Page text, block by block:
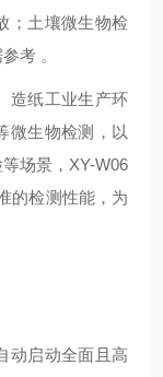
；土壤微生物检
考 。
造纸工业生产环
微生物检测，以
场景，XY-W06
的检测性能，为
动启动全面且高